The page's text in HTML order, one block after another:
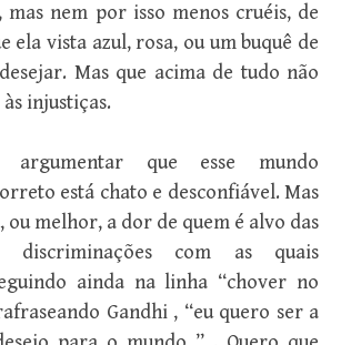
mas nem por isso menos cruéis, de
ela vista azul, rosa, ou um buquê de
Mas que acima de tudo não
injustiças.
argumentar que esse mundo
está chato e desconfiável. Mas
ou melhor, a dor de quem é alvo das
discriminações com as quais
ainda na linha “chover no
Gandhi , “eu quero ser a